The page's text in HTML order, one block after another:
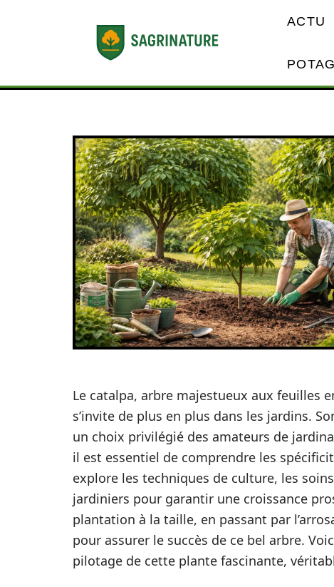
ACTU
Le catalpa, arbre majestueux aux feuilles
s’invite de plus en plus dans les jardins.
un choix privilégié des amateurs de
il est essentiel de comprendre les
explore les techniques de culture, les
jardiniers pour garantir une croissance
plantation à la taille, en passant par
pour assurer le succès de ce bel arbre.
pilotage de cette plante fascinante,